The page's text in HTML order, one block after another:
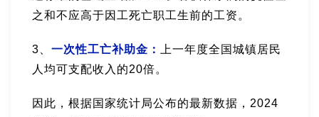
之和不应高于因工死亡职工生前的工资。
3、 一次性工亡补助金：
上一年度全国城镇居民
人均可支配收入的20倍。
因此，根据国家统计局公布的最新数据，2024